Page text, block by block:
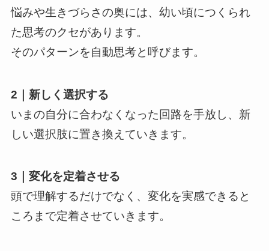
悩みや生きづらさの奥には、幼い頃につくられ
た思考のクセがあります。
そのパターンを自動思考と呼びます。
2｜新しく選択する
いまの自分に合わなくなった回路を手放し、新
しい選択肢に置き換えていきます。
3｜変化を定着させる
頭で理解するだけでなく、変化を実感できると
ころまで定着させていきます。